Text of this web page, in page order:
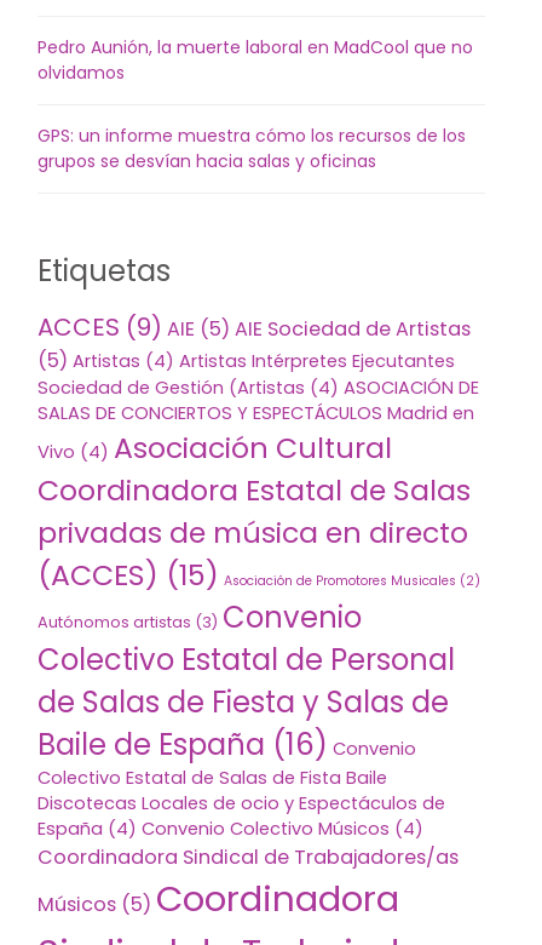
Pedro Aunión, la muerte laboral en MadCool que no
olvidamos
GPS: un informe muestra cómo los recursos de los
grupos se desvían hacia salas y oficinas
Etiquetas
ACCES (9) AIE (5) AIE Sociedad de Artistas
(5) Artistas (4) Artistas Intérpretes Ejecutantes
Sociedad de Gestión (Artistas (4) ASOCIACIÓN DE
SALAS DE CONCIERTOS Y ESPECTÁCULOS Madrid en
Vivo (4) Asociación Cultural
Coordinadora Estatal de Salas
privadas de música en directo
(ACCES) (15) Asociación de Promotores Musicales (2)
Autónomos artistas (3) Convenio
Colectivo Estatal de Personal
de Salas de Fiesta y Salas de
Baile de España (16) Convenio
Colectivo Estatal de Salas de Fista Baile
Discotecas Locales de ocio y Espectáculos de
España (4) Convenio Colectivo Músicos (4)
Coordinadora Sindical de Trabajadores/as
Músicos (5) Coordinadora